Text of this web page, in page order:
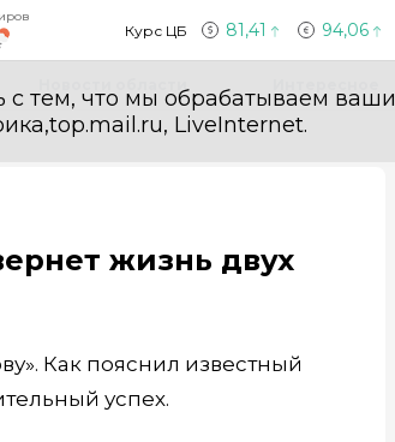
Курс ЦБ 81,41 94,06
с тем, что мы обрабатываем ваши
LiveInternet.
жизнь двух
Как пояснил известный
успех.